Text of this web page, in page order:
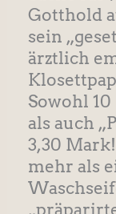
Gotthold
sein
ärztlich
Sowohl
als auch
3,30
mehr als